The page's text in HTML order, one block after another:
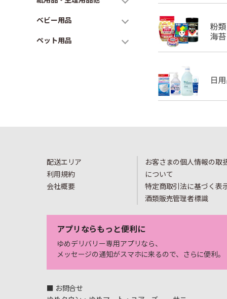
ベビー用品
ペット用品
配送エリア
利用規約
会社概要
お客さまの個人情報の取
について
特定商取引法に基づく表
酒類販売管理者標識
アプリならもっと便利に
ゆめデリバリー専用アプリなら、
メッセージの通知がスマホに来るので、さらに便利。
■ お問合せ